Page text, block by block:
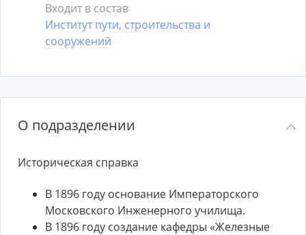
Входит в состав
Институт пути, строительства и
сооружений
О подразделении
Историческая справка
В 1896 году основание Императорского
Московского Инженерного училища.
В 1896 году создание кафедры «Железные